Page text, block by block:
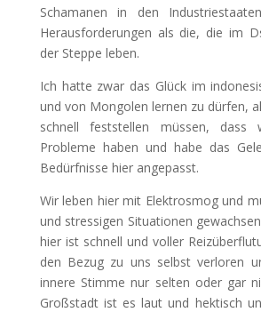
Schamanen in den
Herausforderungen als die, die im
der Steppe leben.
Ich hatte zwar das Glück im
und von Mongolen lernen zu dürfen,
schnell feststellen müssen, dass
Probleme haben und habe das
Bedürfnisse hier angepasst.
Wir leben hier mit Elektrosmog und
und stressigen Situationen
hier ist schnell und voller
den Bezug zu uns selbst verloren
innere Stimme nur selten oder gar
Großstadt ist es laut und hektisch